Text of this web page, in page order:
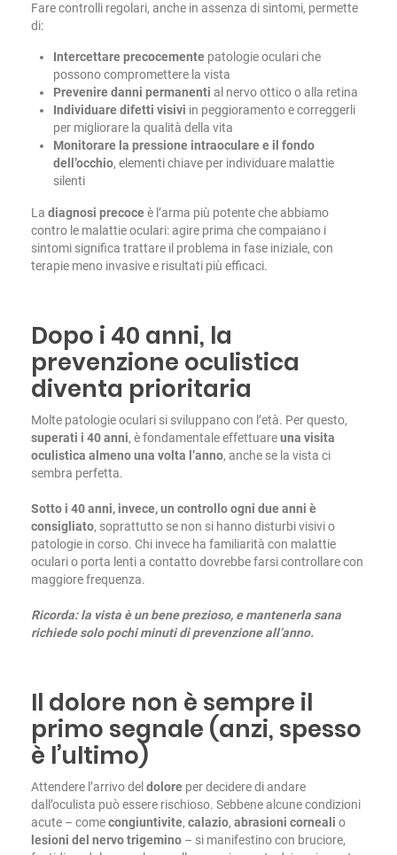
Fare controlli regolari, anche in assenza di sintomi, permette
di:
Intercettare precocemente patologie oculari che
possono compromettere la vista
Prevenire danni permanenti al nervo ottico o alla retina
Individuare difetti visivi in peggioramento e correggerli
per migliorare la qualità della vita
Monitorare la pressione intraoculare e il fondo
dell’occhio, elementi chiave per individuare malattie
silenti
La diagnosi precoceè l’arma più potente che abbiamo
contro le malattie oculari: agire prima che compaiano i
sintomi significa trattare il problema in fase iniziale, con
terapie meno invasive e risultati più efficaci.
Dopo i 40 anni, la
prevenzione oculistica
diventa prioritaria
Molte patologie oculari si sviluppano con l’età. Per questo,
superati i 40 anni, è fondamentale effettuareuna visita
oculistica almeno una volta l’anno, anche se la vista ci
sembra perfetta.
Sotto i 40 anni, invece, un controllo ogni due anni è
consigliato, soprattutto se non si hanno disturbi visivi o
patologie in corso. Chi invece ha familiarità con malattie
oculari o porta lenti a contatto dovrebbe farsi controllare con
maggiore frequenza.
Ricorda: la vista è un bene prezioso, e mantenerla sana
richiede solo pochi minuti di prevenzione all’anno.
Il dolore non è sempre il
primo segnale (anzi, spesso
è l’ultimo)
Attendere l’arrivo del dolore per decidere di andare
dall’oculista può essere rischioso. Sebbene alcune condizioni
acute – comecongiuntivite, calazio, abrasioni corneali o
lesioni del nervo trigemino – si manifestino con bruciore,